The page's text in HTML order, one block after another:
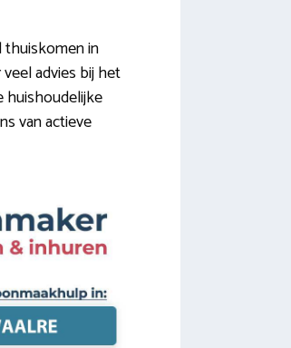
thuiskomen in
advies bij het
huishoudelijke
van actieve